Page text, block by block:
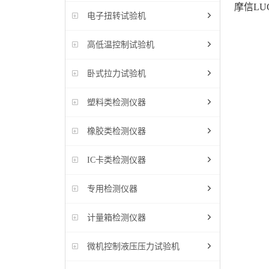
电子扭转试验机
高低温控制试验机
卧式拉力试验机
塑料类检测仪器
橡胶类检测仪器
IC卡类检测仪器
专用检测仪器
计量箱检测仪器
微机控制液压压力试验机
摩信